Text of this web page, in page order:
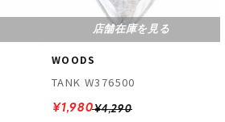
店舗在庫を見る
WOODS
TANK W376500
¥4,290
¥1,980